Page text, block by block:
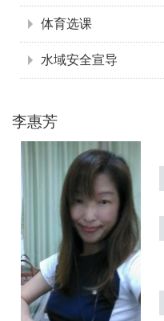
体育选课
水域安全宣导
李惠芳